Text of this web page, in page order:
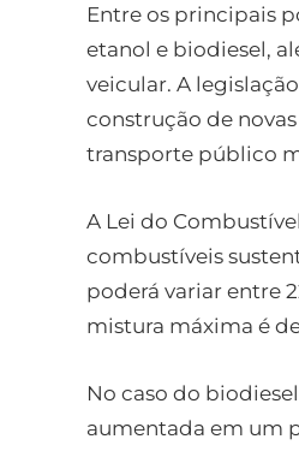
Entre os principais
etanol e biodiesel,
veicular. A
construção de
transporte público
A Lei do
combustíveis
poderá variar entre
mistura máxima é
No caso do
aumentada em um